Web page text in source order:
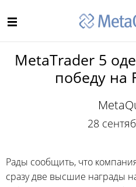
MetaTrader 5
победу на
28
Рады сообщить, что
сразу две высшие награды